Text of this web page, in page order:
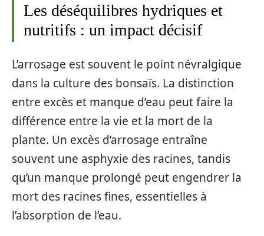
Les déséquilibres hydriques et
nutritifs : un impact décisif
L’arrosage est souvent le point névralgique
dans la culture des bonsaïs. La distinction
entre excès et manque d’eau peut faire la
différence entre la vie et la mort de la
plante. Un excès d’arrosage entraîne
souvent une asphyxie des racines, tandis
qu’un manque prolongé peut engendrer la
mort des racines fines, essentielles à
l’absorption de l’eau.